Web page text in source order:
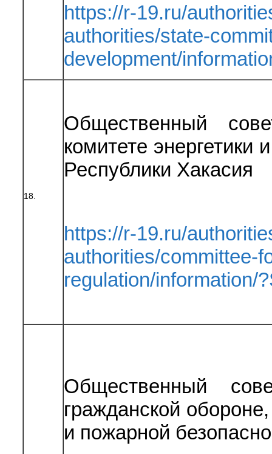
https://r-19.ru/
authorities/state-
development/
18.
Общественный
комитете энергетики
Республики Хакасия
https://r-19.ru/
authorities/committee-
regulation/information/
Общественный
гражданской
и пожарной